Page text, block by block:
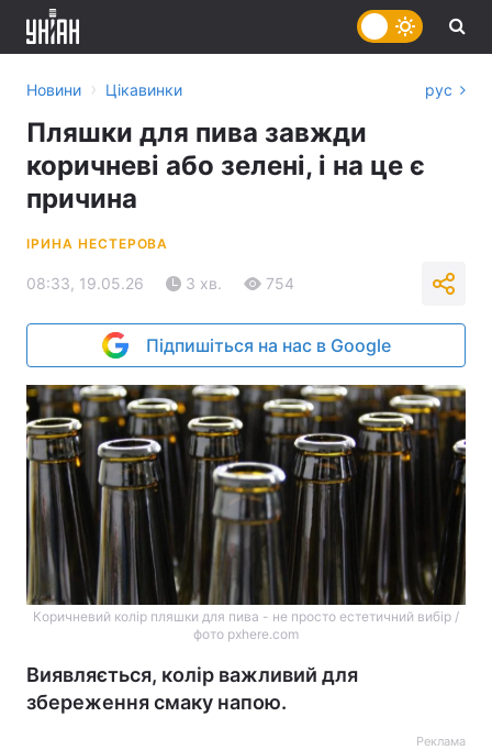
Новини › Цікавинки рус
Пляшки для пива завжди
коричневі або зелені, і на це є
причина
ІРИНА НЕСТЕРОВА
08:33, 19.05.26 3 хв. 754
Підпишіться на нас в Google
Коричневий колір пляшки для пива - не просто естетичний вибір /
фото pxhere.com
Виявляється, колір важливий для
збереження смаку напою.
Реклама